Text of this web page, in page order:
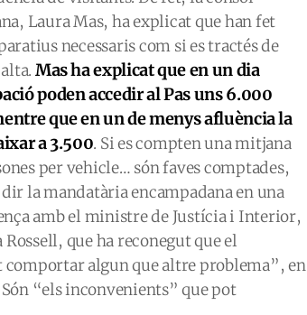
Laura Mas, ha explicat que han fet
necessaris com si es tractés de
Mas ha explicat que en un dia
poden accedir al Pas uns 6.000
que en un de menys afluència la
a 3.500. Si es compten una mitjana
per vehicle… són faves comptades,
la mandatària encampadana en una
amb el ministre de Justícia i Interior,
Rossell, que ha reconegut que el
algun que altre problema”, en
“els inconvenients” que pot